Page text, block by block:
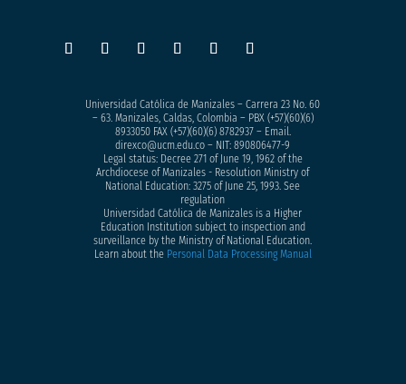
Universidad Católica de Manizales – Carrera 23 No. 60
– 63. Manizales, Caldas, Colombia – PBX (+57)(60)(6)
8933050FAX (+57)(60)(6) 8782937 – Email.
direxco@ucm.edu.co – NIT: 890806477-9
Legal status: Decree 271 of June 19, 1962 of the
Archdiocese of Manizales - Resolution Ministry of
National Education: 3275 of June 25, 1993. See
regulation
Universidad Católica de Manizales is a Higher
Education Institution subject to inspection and
surveillance by the Ministry of National Education.
Learn about the Personal Data Processing Manual